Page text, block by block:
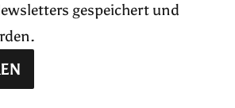
gespeichert und